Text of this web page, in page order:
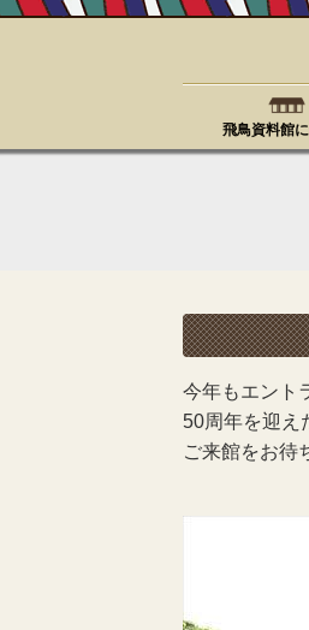
飛鳥資料館
今年もエント
50周年を迎え
ご来館をお待